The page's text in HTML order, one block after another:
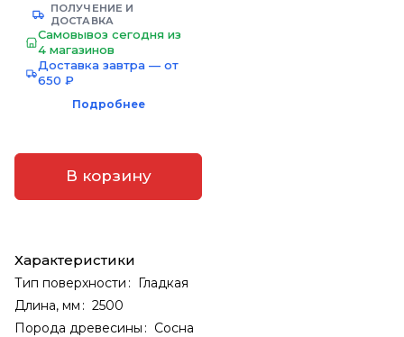
ПОЛУЧЕНИЕ И
ДОСТАВКА
Самовывоз сегодня из
4 магазинов
Доставка завтра — от
650 ₽
Подробнее
В корзину
Характеристики
Тип поверхности : Гладкая
Длина, мм : 2500
Порода древесины : Сосна